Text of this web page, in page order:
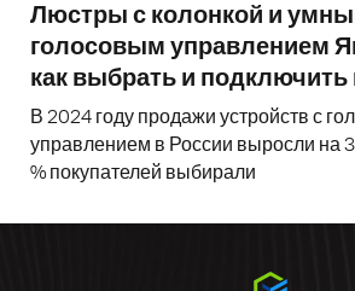
Люстры с колонкой и
голосовым управлением
как выбрать и подключить
В 2024 году продажи устройств с
управлением в России выросли на
% покупателей выбирали